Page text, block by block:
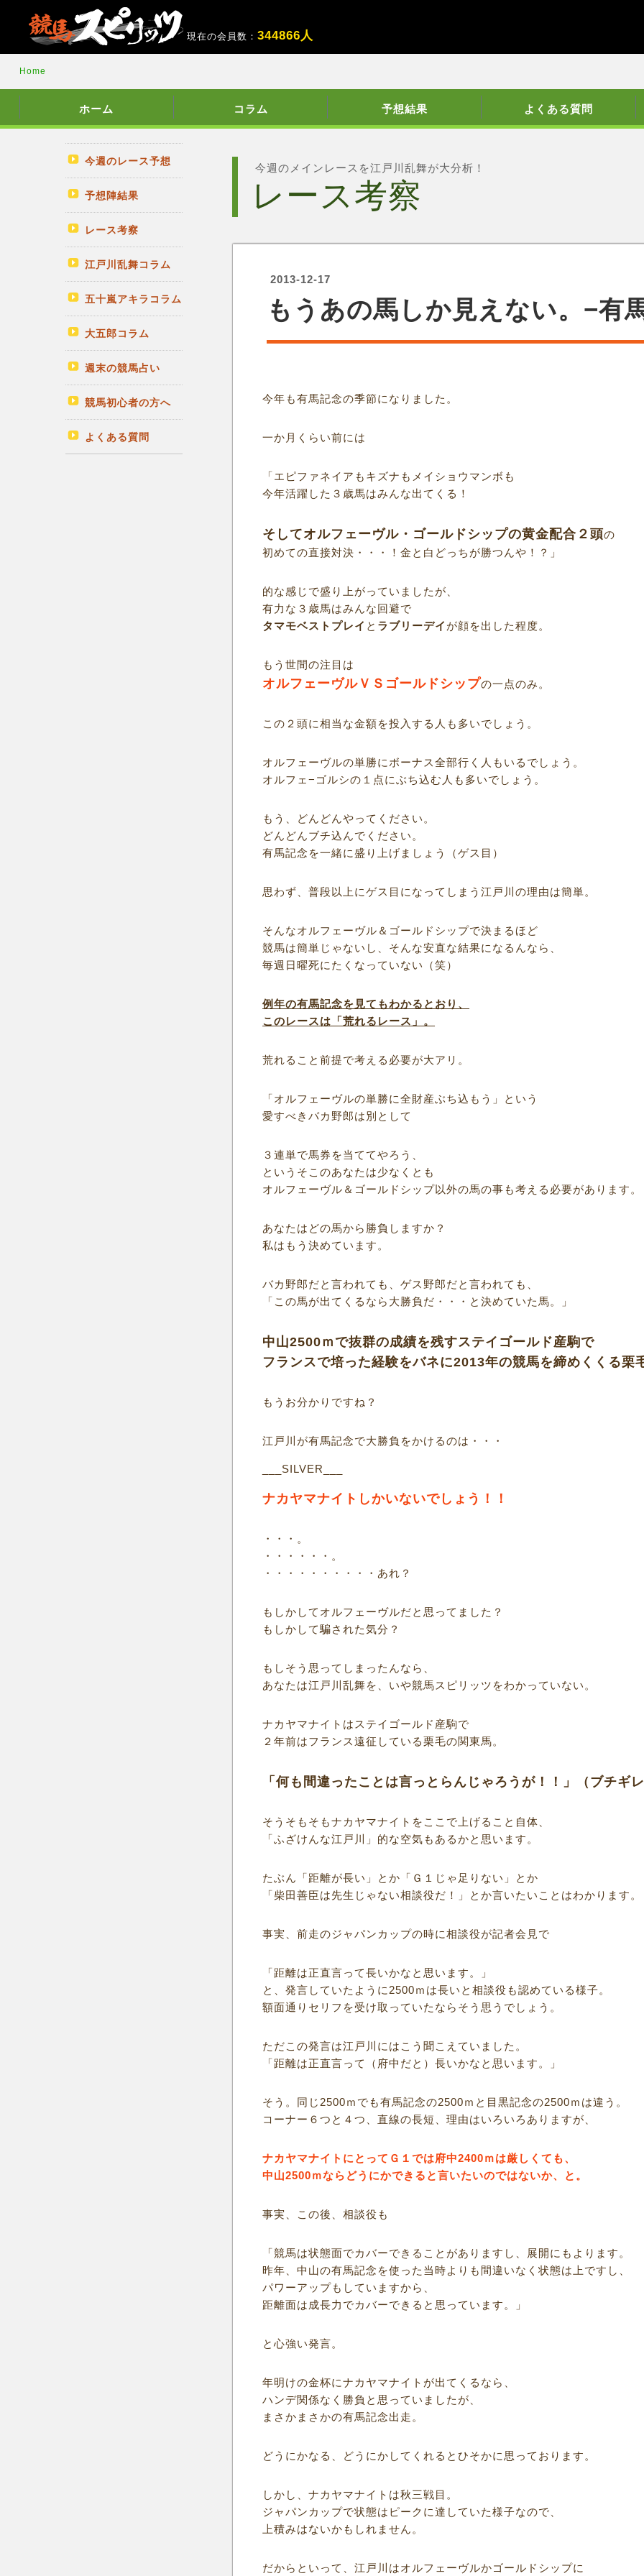
現在の会員数：344866人
Home
ホーム コラム 予想結果 よくある質問
今週のレース予想
予想陣結果
レース考察
江戸川乱舞コラム
五十嵐アキラコラム
大五郎コラム
週末の競馬占い
競馬初心者の方へ
よくある質問
今週のメインレースを江戸川乱舞が大分析！
レース考察
2013-12-17
もうあの馬しか見えない。−有
今年も有馬記念の季節になりました。
一か月くらい前には
「エピファネイアもキズナもメイショウマンボも
今年活躍した３歳馬はみんな出てくる！
そしてオルフェーヴル・ゴールドシップの黄金配合２頭の
初めての直接対決・・・！金と白どっちが勝つんや！？」
的な感じで盛り上がっていましたが、
有力な３歳馬はみんな回避で
タマモベストプレイ と ラブリーデイ が顔を出した程度。
もう世間の注目は
オルフェーヴルＶＳゴールドシップの一点のみ。
この２頭に相当な金額を投入する人も多いでしょう。
オルフェーヴルの単勝にボーナス全部行く人もいるでしょう。
オルフェ−ゴルシの１点にぶち込む人も多いでしょう。
もう、どんどんやってください。
どんどんブチ込んでください。
有馬記念を一緒に盛り上げましょう（ゲス目）
思わず、普段以上にゲス目になってしまう江戸川の理由は簡単。
そんなオルフェーヴル＆ゴールドシップで決まるほど
競馬は簡単じゃないし、そんな安直な結果になるんなら、
毎週日曜死にたくなっていない（笑）
例年の有馬記念を見てもわかるとおり、
このレースは「荒れるレース」。
荒れること前提で考える必要が大アリ。
「オルフェーヴルの単勝に全財産ぶち込もう」という
愛すべきバカ野郎は別として
３連単で馬券を当ててやろう、
というそこのあなたは少なくとも
オルフェーヴル＆ゴールドシップ以外の馬の事も考える必要があります。
あなたはどの馬から勝負しますか？
私はもう決めています。
バカ野郎だと言われても、ゲス野郎だと言われても、
「この馬が出てくるなら大勝負だ・・・と決めていた馬。」
中山2500ｍで抜群の成績を残すステイゴールド産駒で
フランスで培った経験をバネに2013年の競馬を締めくくる栗
もうお分かりですね？
江戸川が有馬記念で大勝負をかけるのは・・・
___SILVER___
ナカヤマナイトしかいないでしょう！！
・・・。
・・・・・・。
・・・・・・・・・・あれ？
もしかしてオルフェーヴルだと思ってました？
もしかして騙された気分？
もしそう思ってしまったんなら、
あなたは江戸川乱舞を、いや競馬スピリッツをわかっていない。
ナカヤマナイトはステイゴールド産駒で
２年前はフランス遠征している栗毛の関東馬。
「何も間違ったことは言っとらんじゃろうが！！」（ブチギ
そうそもそもナカヤマナイトをここで上げること自体、
「ふざけんな江戸川」的な空気もあるかと思います。
たぶん「距離が長い」とか「Ｇ１じゃ足りない」とか
「柴田善臣は先生じゃない相談役だ！」とか言いたいことはわかります。
事実、前走のジャパンカップの時に相談役が記者会見で
「距離は正直言って長いかなと思います。」
と、発言していたように2500ｍは長いと相談役も認めている様子。
額面通りセリフを受け取っていたならそう思うでしょう。
ただこの発言は江戸川にはこう聞こえていました。
「距離は正直言って（府中だと）長いかなと思います。」
そう。同じ2500ｍでも有馬記念の2500ｍと目黒記念の2500ｍは違う。
コーナー６つと４つ、直線の長短、理由はいろいろありますが、
ナカヤマナイトにとってＧ１では府中2400ｍは厳しくても、
中山2500ｍならどうにかできると言いたいのではないか、と。
事実、この後、相談役も
「競馬は状態面でカバーできることがありますし、展開にもよります。
昨年、中山の有馬記念を使った当時よりも間違いなく状態は上ですし、
パワーアップもしていますから、
距離面は成長力でカバーできると思っています。」
と心強い発言。
年明けの金杯にナカヤマナイトが出てくるなら、
ハンデ関係なく勝負と思っていましたが、
まさかまさかの有馬記念出走。
どうにかなる、どうにかしてくれるとひそかに思っております。
しかし、ナカヤマナイトは秋三戦目。
ジャパンカップで状態はピークに達していた様子なので、
上積みはないかもしれません。
だからといって、江戸川はオルフェーヴルかゴールドシップに